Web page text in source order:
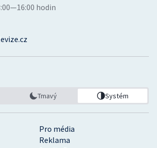
Pro média
Reklama
hodin
Tmavý Systém